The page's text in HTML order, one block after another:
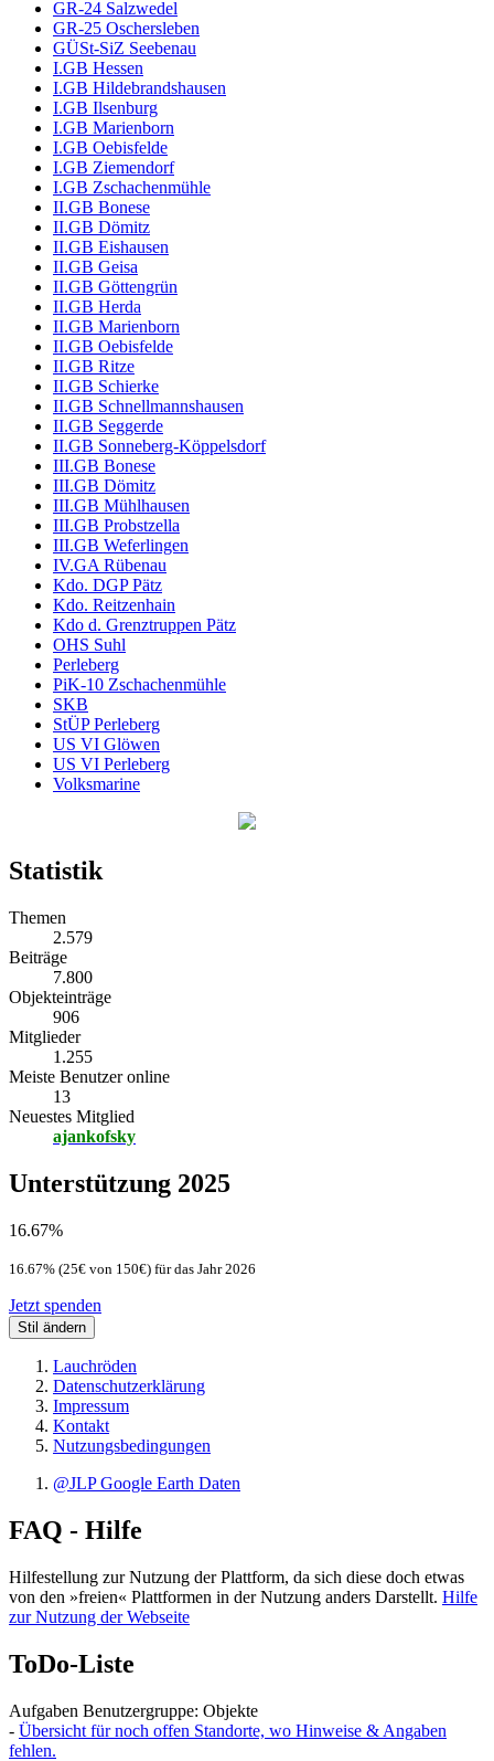
GR-24 Salzwedel
GR-25 Oschersleben
GÜSt-SiZ Seebenau
I.GB Hessen
I.GB Hildebrandshausen
I.GB Ilsenburg
I.GB Marienborn
I.GB Oebisfelde
I.GB Ziemendorf
I.GB Zschachenmühle
II.GB Bonese
II.GB Dömitz
II.GB Eishausen
II.GB Geisa
II.GB Göttengrün
II.GB Herda
II.GB Marienborn
II.GB Oebisfelde
II.GB Ritze
II.GB Schierke
II.GB Schnellmannshausen
II.GB Seggerde
II.GB Sonneberg-Köppelsdorf
III.GB Bonese
III.GB Dömitz
III.GB Mühlhausen
III.GB Probstzella
III.GB Weferlingen
IV.GA Rübenau
Kdo. DGP Pätz
Kdo. Reitzenhain
Kdo d. Grenztruppen Pätz
OHS Suhl
Perleberg
PiK-10 Zschachenmühle
SKB
StÜP Perleberg
US VI Glöwen
US VI Perleberg
Volksmarine
Statistik
Themen
2.579
Beiträge
7.800
Objekteinträge
906
Mitglieder
1.255
Meiste Benutzer online
13
Neuestes Mitglied
ajankofsky
Unterstützung 2025
16.67%
16.67% (25€ von 150€) für das Jahr 2026
Jetzt spenden
Stil ändern
Lauchröden
Datenschutzerklärung
Impressum
Kontakt
Nutzungsbedingungen
@JLP Google Earth Daten
FAQ - Hilfe
Hilfestellung zur Nutzung der Plattform, da sich diese doch etwas
von den »freien« Plattformen in der Nutzung anders Darstellt. Hilfe
zur Nutzung der Webseite
ToDo-Liste
Aufgaben Benutzergruppe: Objekte
- Übersicht für noch offen Standorte, wo Hinweise & Angaben
fehlen.